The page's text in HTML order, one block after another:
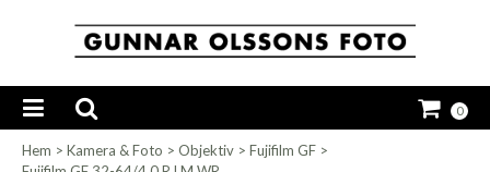
0
Hem > Kamera & Foto > Objektiv > Fujifilm GF >